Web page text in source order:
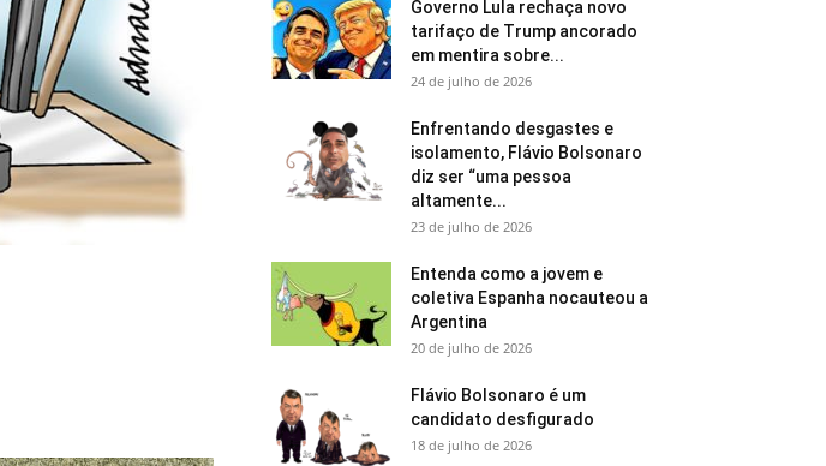
Governo Lula rechaça novo
tarifaço de Trump ancorado
em mentira sobre...
24 de julho de 2026
Enfrentando desgastes e
isolamento, Flávio Bolsonaro
diz ser “uma pessoa
altamente...
23 de julho de 2026
Entenda como a jovem e
coletiva Espanha nocauteou a
Argentina
20 de julho de 2026
Flávio Bolsonaro é um
candidato desfigurado
18 de julho de 2026